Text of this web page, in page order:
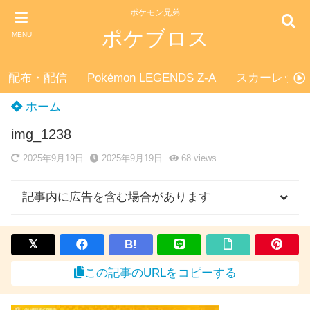
MENU
ポケモン兄弟
ポケブロス
配布・配信 Pokémon LEGENDS Z-A スカーレッ
ホーム
img_1238
2025年9月19日 2025年9月19日 68views
記事内に広告を含む場合があります
B!
この記事のURLをコピーする